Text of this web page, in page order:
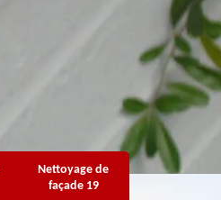
Nettoyage de
façade 19